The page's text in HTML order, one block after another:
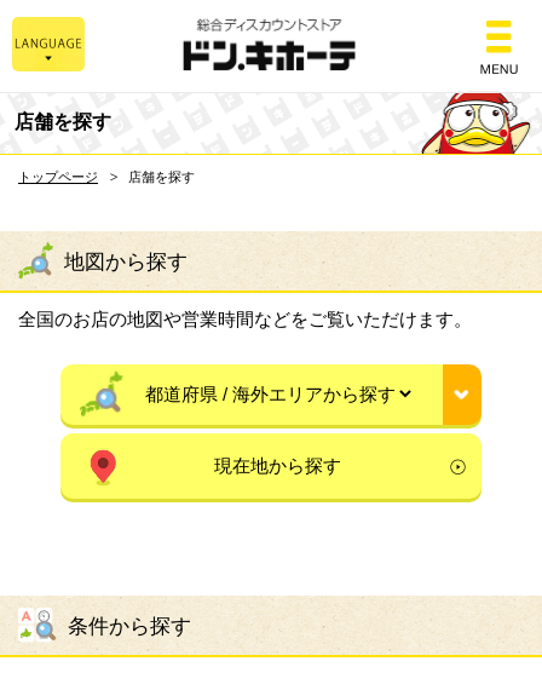
総合ディスカウント
店舗を探す
トップページ 店舗を探す
地図から探す
全国のお店の地図や営業時間などをご覧いただけます。
現在地から探す
条件から探す